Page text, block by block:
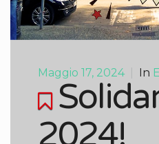
Maggio 17, 2024 In
2024!